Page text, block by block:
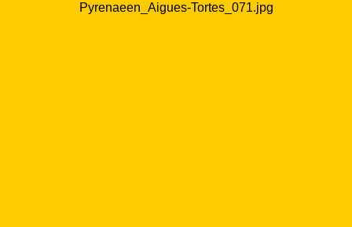
Pyrenaeen_Aigues-Tortes_071.jpg